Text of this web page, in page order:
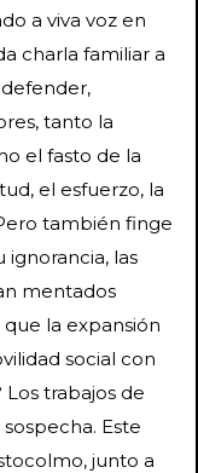
a viva voz en
charla familiar a
tanto la
el fasto de la
el esfuerzo, la
también finge
ignorancia, las
mentados
la expansión
social con
trabajos de
Este
junto a